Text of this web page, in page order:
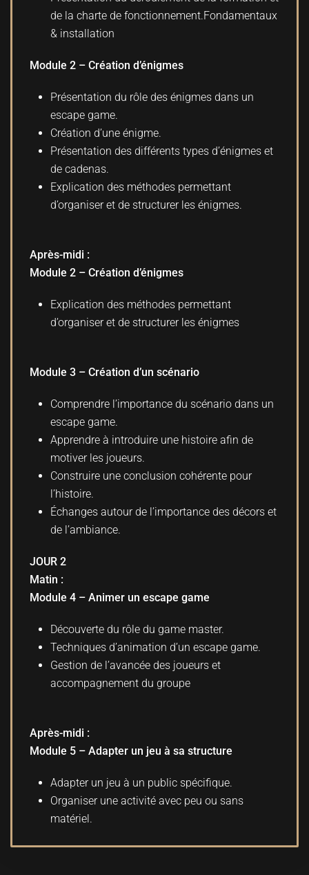
de la charte de fonctionnement.Fondamentaux
& installation
Module 2 – Création d’énigmes
Présentation du rôle des énigmes dans un
escape game.
Création d’une énigme.
Présentation des différents types d’énigmes et
de cadenas.
Explication des méthodes permettant
d’organiser et de structurer les énigmes.
Après-midi :
Module 2 – Création d’énigmes
Explication des méthodes permettant
d’organiser et de structurer les énigmes
Module 3 – Création d’un scénario
Comprendre l’importance du scénario dans un
escape game.
Apprendre à introduire une histoire afin de
motiver les joueurs.
Construire une conclusion cohérente pour
l’histoire.
Échanges autour de l’importance des décors et
de l’ambiance.
JOUR 2
Matin :
Module 4 – Animer un escape game
Découverte du rôle du game master.
Techniques d’animation d’un escape game.
Gestion de l’avancée des joueurs et
accompagnement du groupe
Après-midi :
Module 5 – Adapter un jeu à sa structure
Adapter un jeu à un public spécifique.
Organiser une activité avec peu ou sans
matériel.